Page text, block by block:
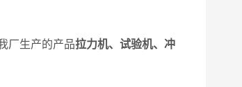
厂生产的产品拉力机、试验机、冲